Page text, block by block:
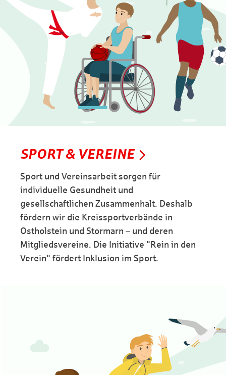
SPORT & VEREINE
Sport und Vereinsarbeit sorgen für
individuelle Gesundheit und
gesellschaftlichen Zusammenhalt. Deshalb
fördern wir die Kreissportverbände in
Ostholstein und Stormarn – und deren
Mitgliedsvereine. Die Initiative "Rein in den
Verein" fördert Inklusion im Sport.